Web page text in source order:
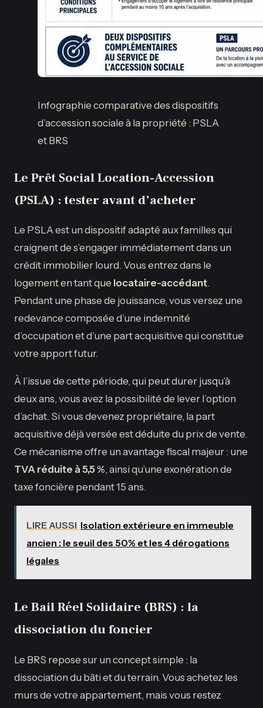
Infographie comparative des dispositifs
d’accession sociale à la propriété : PSLA
et BRS
Le Prêt Social Location-Accession
(PSLA) : tester avant d’acheter
Le PSLA est un dispositif adapté aux familles qui
craignent de s’engager immédiatement dans un
crédit immobilier lourd. Vous entrez dans le
logement en tant que locataire-accédant.
Pendant une phase de jouissance, vous versez une
redevance composée d’une indemnité
d’occupation et d’une part acquisitive qui constitue
votre apport futur.
À l’issue de cette période, qui peut durer jusqu’à
deux ans, vous avez la possibilité de lever l’option
d’achat. Si vous devenez propriétaire, la part
acquisitive déjà versée est déduite du prix de vente.
Ce mécanisme offre un avantage fiscal majeur : une
TVA réduite à 5,5 %, ainsi qu’une exonération de
taxe foncière pendant 15 ans.
LIRE AUSSI Isolation extérieure en immeuble
ancien : le seuil des 50% et les 4 dérogations
légales
Le Bail Réel Solidaire (BRS) : la
dissociation du foncier
Le BRS repose sur un concept simple : la
dissociation du bâti et du terrain. Vous achetez les
murs de votre appartement, mais vous restez